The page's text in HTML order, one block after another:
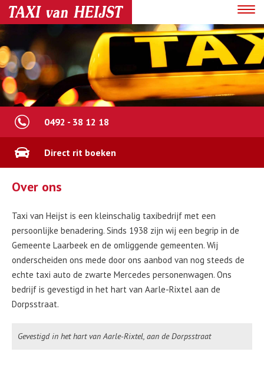
Kleinschalig
taxibedrijf
persoonlijke benadering
0492 - 38 12 18
Direct rit boeken
Over ons
Taxi van Heijst is een kleinschalig taxibedrijf met een
persoonlijke benadering. Sinds 1938 zijn wij een begrip in de
Gemeente Laarbeek en de omliggende gemeenten. Wij
onderscheiden ons mede door ons aanbod van nog steeds de
echte taxi auto de zwarte Mercedes personenwagen. Ons
bedrijf is gevestigd in het hart van Aarle-Rixtel aan de
Dorpsstraat.
Gevestigd in het hart van Aarle-Rixtel, aan de Dorpsstraat